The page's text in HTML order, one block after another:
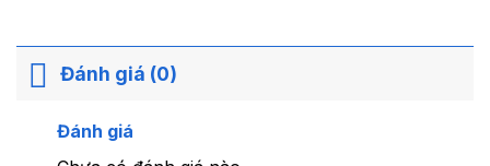
Đánh giá (0)
Đánh giá